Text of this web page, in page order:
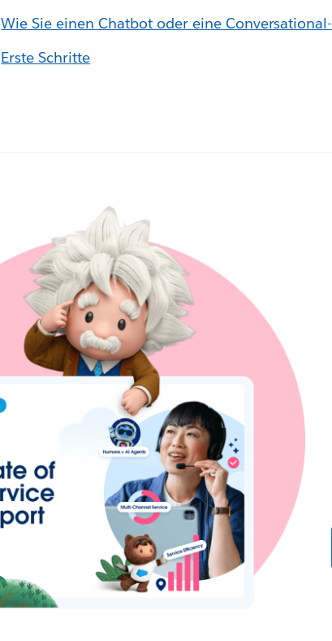
Wie Sie einen Chatbot oder eine
Erste Schritte